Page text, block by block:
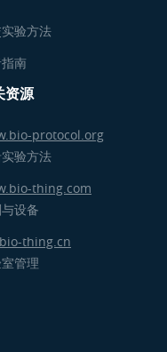
验方法
南
资源
protocol.org
验方法
thing.com
设备
thing.cn
管理